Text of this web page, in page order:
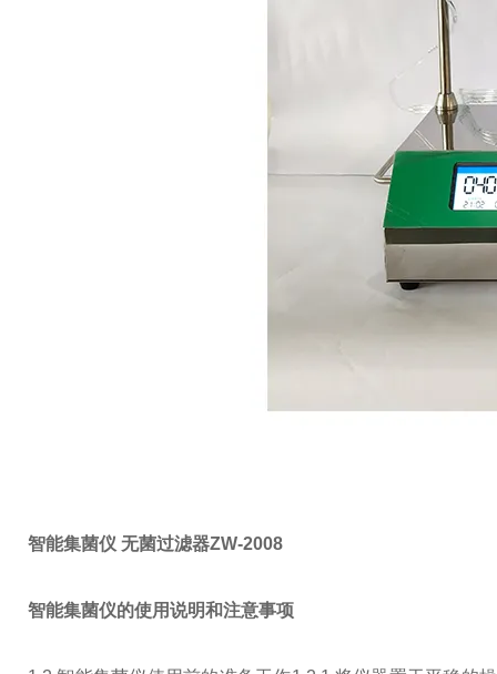
智能集菌仪 无菌过滤器ZW-2008
智能集菌仪的使用说明和注意事项